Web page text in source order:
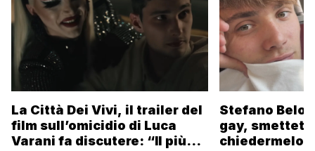
La Città Dei Vivi, il trailer del
film sull’omicidio di Luca
Varani fa discutere: “Il più
Stefano
gay, smettete
chiedermelo”